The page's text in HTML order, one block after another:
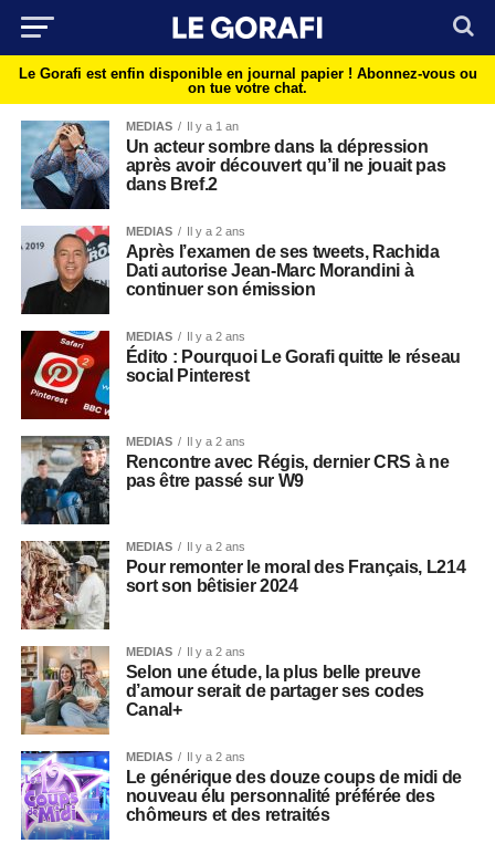
Le Gorafi est enfin disponible en journal papier ! Abonnez-vous ou
on tue votre chat.
MEDIAS Il y a 1 an
Un acteur sombre dans la dépression
après avoir découvert qu’il ne jouait pas
dans Bref.2
MEDIAS Il y a 2 ans
Après l’examen de ses tweets, Rachida
Dati autorise Jean-Marc Morandini à
continuer son émission
MEDIAS Il y a 2 ans
Édito : Pourquoi Le Gorafi quitte le réseau
social Pinterest
MEDIAS Il y a 2 ans
Rencontre avec Régis, dernier CRS à ne
pas être passé sur W9
MEDIAS Il y a 2 ans
Pour remonter le moral des Français, L214
sort son bêtisier 2024
MEDIAS Il y a 2 ans
Selon une étude, la plus belle preuve
d’amour serait de partager ses codes
Canal+
MEDIAS Il y a 2 ans
Le générique des douze coups de midi de
nouveau élu personnalité préférée des
chômeurs et des retraités